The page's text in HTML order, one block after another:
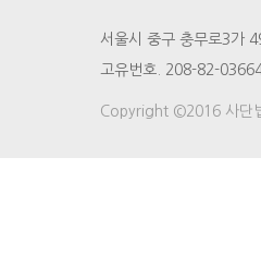
서울시 중구 충무로3가
고유번호. 208-82-
Copyright ©2016 사단